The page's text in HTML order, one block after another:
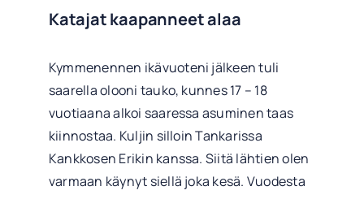
Katajat kaapanneet alaa
Kymmenennen ikävuoteni jälkeen tuli
saarella olooni tauko, kunnes 17 – 18
vuotiaana alkoi saaressa asuminen taas
kiinnostaa. Kuljin silloin Tankarissa
Kankkosen Erikin kanssa. Siitä lähtien olen
varmaan käynyt siellä joka kesä. Vuodesta